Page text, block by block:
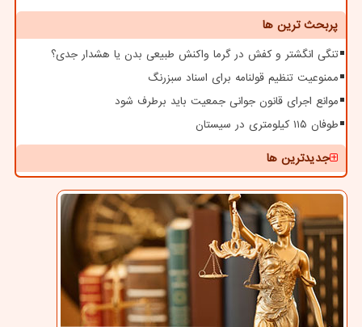
پربحث ترین ها
تنگی انگشتر و کفش در گرما واکنش طبیعی بدن یا هشدار جدی؟
ممنوعیت تنظیم قولنامه برای اسناد سبزرنگ
موانع اجرای قانون جوانی جمعیت باید برطرف شود
طوفان ۱۱۵ کیلومتری در سیستان
جدیدترین ها